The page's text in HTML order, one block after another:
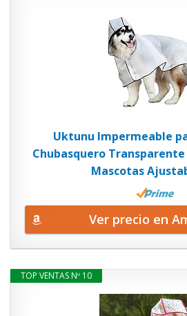
Uktunu Impermeable
Chubasquero
Mascotas
Ver precio en
TOP VENTAS Nº 10